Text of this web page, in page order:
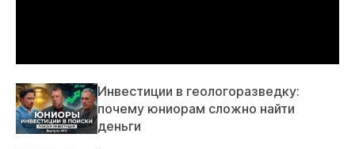
Инвестиции в геологоразведку:
почему юниорам сложно найти
деньги